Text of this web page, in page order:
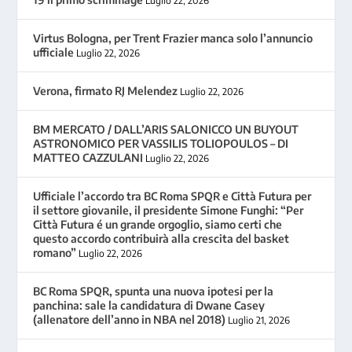
Virtus Bologna, per Trent Frazier manca solo l’annuncio
ufficiale Luglio 22, 2026
Verona, firmato RJ Melendez Luglio 22, 2026
BM MERCATO / DALL’ARIS SALONICCO UN BUYOUT
ASTRONOMICO PER VASSILIS TOLIOPOULOS – DI
MATTEO CAZZULANI Luglio 22, 2026
Ufficiale l’accordo tra BC Roma SPQR e Città Futura per
il settore giovanile, il presidente Simone Funghi: “Per
Città Futura é un grande orgoglio, siamo certi che
questo accordo contribuirà alla crescita del basket
romano” Luglio 22, 2026
BC Roma SPQR, spunta una nuova ipotesi per la
panchina: sale la candidatura di Dwane Casey
(allenatore dell’anno in NBA nel 2018) Luglio 21, 2026